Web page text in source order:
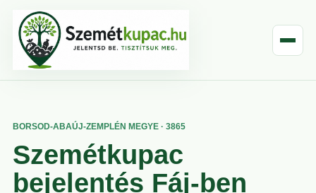
BORSOD-ABAÚJ-ZEMPLÉN MEGYE · 3865
Szemétkupac
bejelentés Fáj-ben